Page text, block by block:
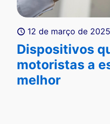
12 de março de 2025
Dispositivos
motoristas a
melhor